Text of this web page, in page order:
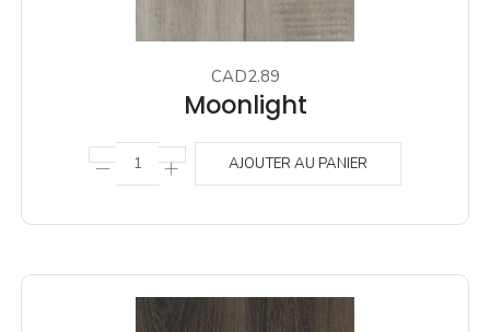
CAD2.89
Moonlight
AJOUTER AU PANIER